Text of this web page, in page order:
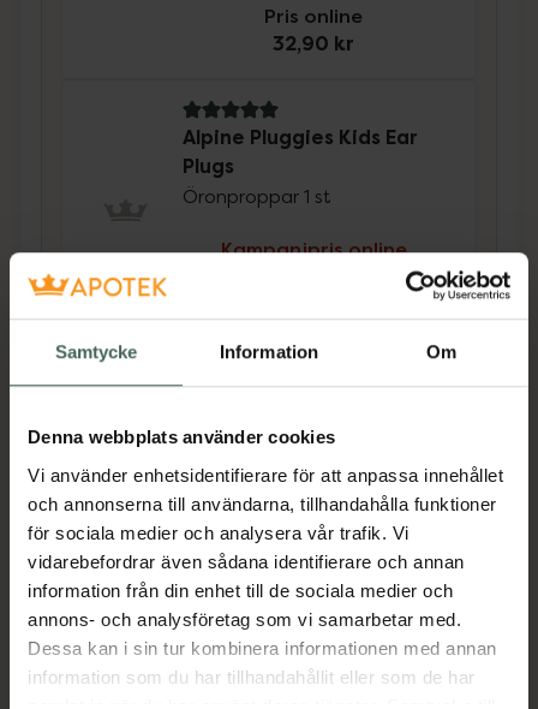
Samtycke Information Om
Denna webbplats använder cookies
Vi använder enhetsidentifierare för att anpassa innehållet
och annonserna till användarna, tillhandahålla funktioner
för sociala medier och analysera vår trafik. Vi
vidarebefordrar även sådana identifierare och annan
information från din enhet till de sociala medier och
annons- och analysföretag som vi samarbetar med.
Dessa kan i sin tur kombinera informationen med annan
information som du har tillhandahållit eller som de har
Pris online
32,90 kr
5 av 5 i omdöme
Alpine Pluggies Kids Ear
Plugs
Öronproppar 1 st
Kampanjpris online
Köp båda för:156,15 kr
Beskrivning Dölj
Children är en öronpropp för barn i mjuk
formbar silikon. Den tätar mot vatten vid bad,
sim eller dusch. Öronproppen dämpar också
höga ljudnivåer vid musikarrangemang,
fyrverkerier eller andra evenemang med hög